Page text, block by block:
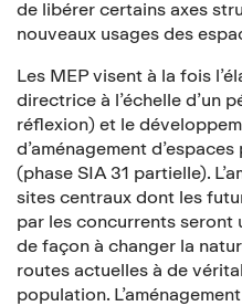
de libérer certains axes
nouveaux usages des
Les MEP visent à la fois
directrice à l’échelle d’un
réflexion) et le
d’aménagement
(phase SIA 31 partielle).
sites centraux dont les
par les concurrents
de façon à changer la
routes actuelles à de
population.